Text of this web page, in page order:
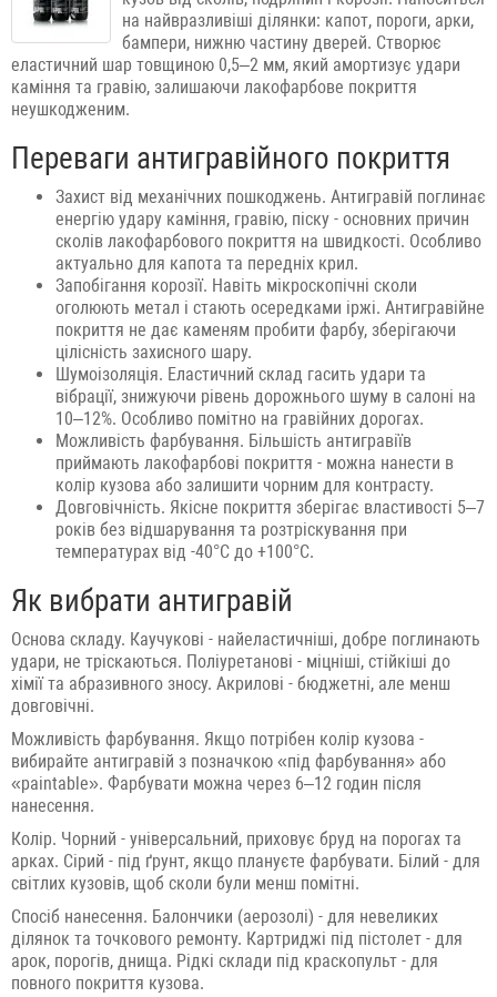
на найвразливіші ділянки: капот, пороги, арки,
бампери, нижню частину дверей. Створює
еластичний шар товщиною 0,5–2 мм, який амортизує удари
каміння та гравію, залишаючи лакофарбове покриття
неушкодженим.
Переваги антигравійного покриття
Захист від механічних пошкоджень. Антигравій поглинає
енергію удару каміння, гравію, піску - основних причин
сколів лакофарбового покриття на швидкості. Особливо
актуально для капота та передніх крил.
Запобігання корозії. Навіть мікроскопічні сколи
оголюють метал і стають осередками іржі. Антигравійне
покриття не дає каменям пробити фарбу, зберігаючи
цілісність захисного шару.
Шумоізоляція. Еластичний склад гасить удари та
вібрації, знижуючи рівень дорожнього шуму в салоні на
10–12%. Особливо помітно на гравійних дорогах.
Можливість фарбування. Більшість антигравіїв
приймають лакофарбові покриття - можна нанести в
колір кузова або залишити чорним для контрасту.
Довговічність. Якісне покриття зберігає властивості 5–7
років без відшарування та розтріскування при
температурах від -40°C до +100°C.
Як вибрати антигравій
Основа складу. Каучукові - найеластичніші, добре поглинають
удари, не тріскаються. Поліуретанові - міцніші, стійкіші до
хімії та абразивного зносу. Акрилові - бюджетні, але менш
довговічні.
Можливість фарбування. Якщо потрібен колір кузова -
вибирайте антигравій з позначкою «під фарбування» або
«paintable». Фарбувати можна через 6–12 годин після
нанесення.
Колір. Чорний - універсальний, приховує бруд на порогах та
арках. Сірий - під ґрунт, якщо плануєте фарбувати. Білий - для
світлих кузовів, щоб сколи були менш помітні.
Спосіб нанесення. Балончики (аерозолі) - для невеликих
ділянок та точкового ремонту. Картриджі під пістолет - для
арок, порогів, днища. Рідкі склади під краскопульт - для
повного покриття кузова.